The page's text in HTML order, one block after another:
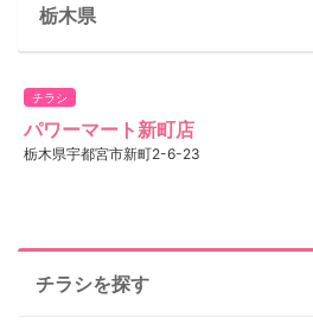
栃木県
チラシ
パワーマート新町店
栃木県宇都宮市新町2-6-23
チラシを探す